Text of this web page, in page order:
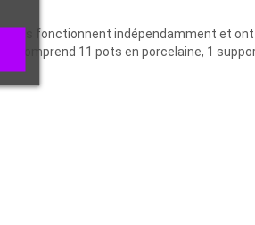
fonctionnent indépendamment et ont
comprend 11 pots en porcelaine, 1